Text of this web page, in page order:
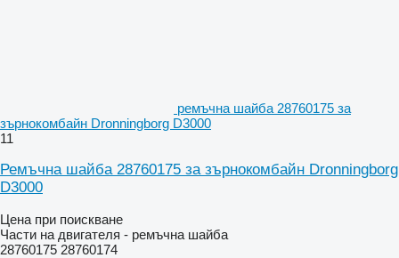
ремъчна шайба 28760175 за
зърнокомбайн Dronningborg D3000
11
Ремъчна шайба 28760175 за зърнокомбайн Dronningborg
D3000
Цена при поискване
Части на двигателя - ремъчна шайба
28760175 28760174